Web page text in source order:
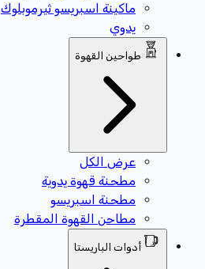
ماكينة اسبريسو ثيرموبلوك
يدوي
طواحين القهوة
عرض الكل
مطحنة قهوة يدوية
مطحنة اسبريسو
مطاحن القهوة المقطرة
أدوات الباريستا